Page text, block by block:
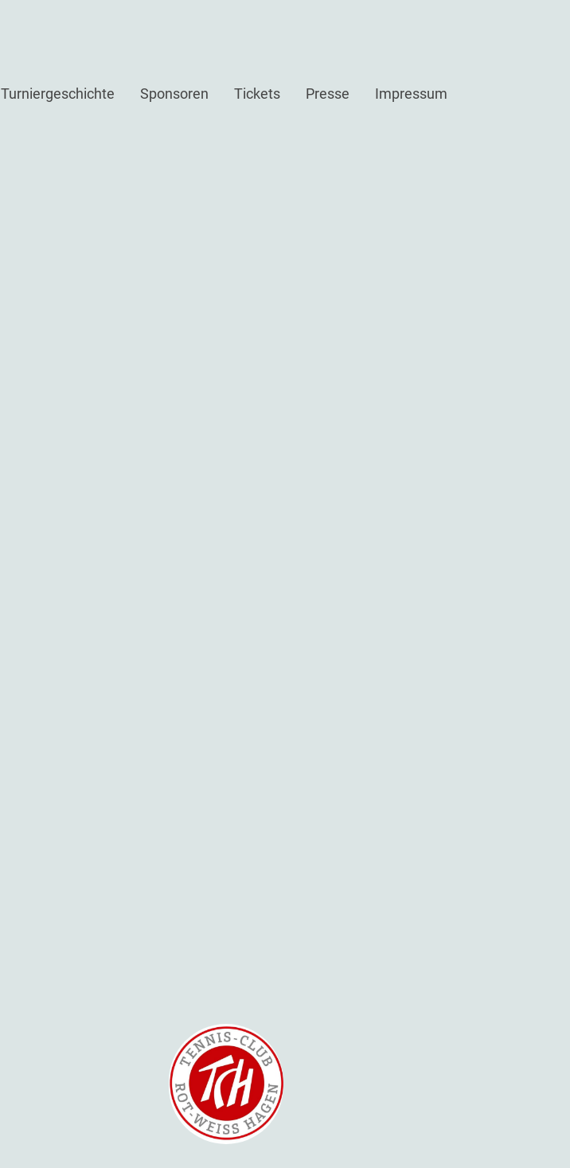
Turniergeschichte Sponsoren Tickets Presse
Impressum